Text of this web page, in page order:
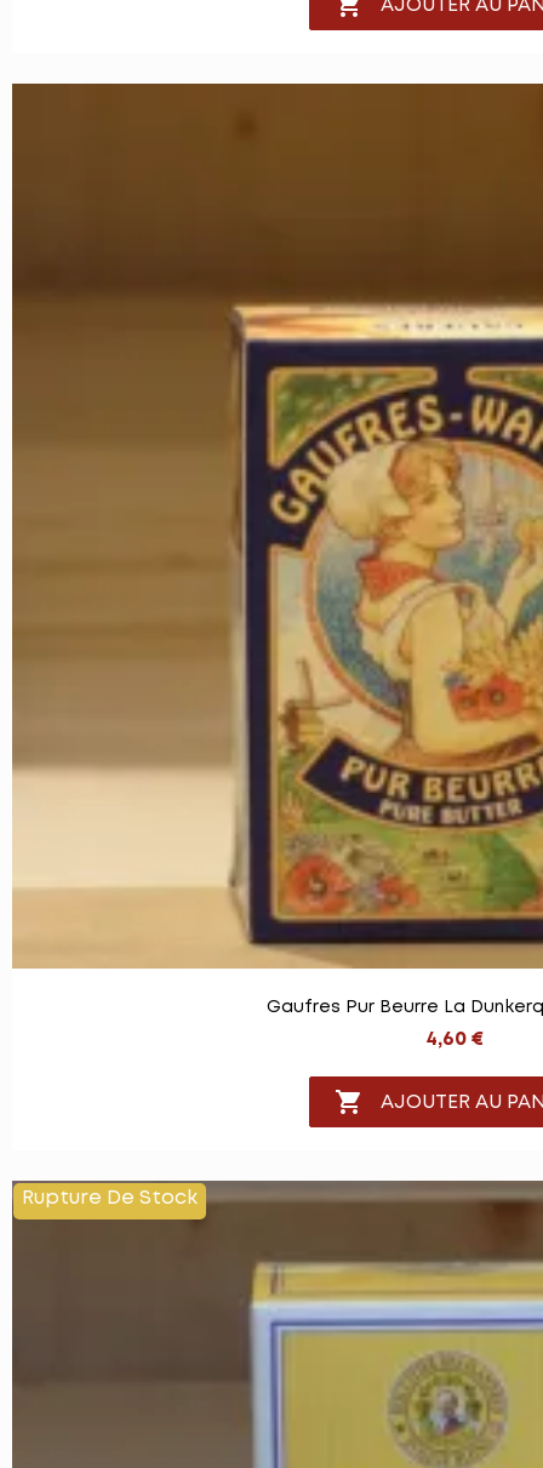
AJOUTER AU
Gaufres Pur Beurre La
4,60 €
 AJOUTER AU
Rupture De Stock